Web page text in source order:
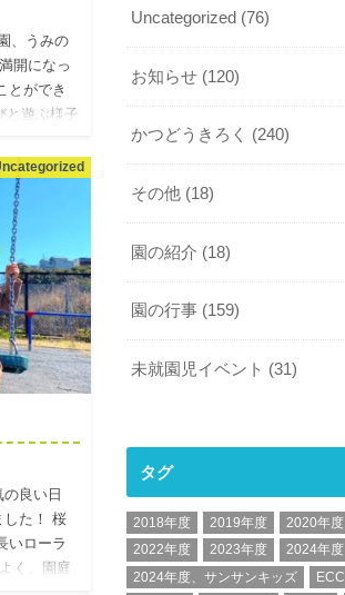
、うみの
開になっ
とができ
と遊ぶ様子
良い日
した！ 桜
いローラ
く、園庭
Uncategorized (76)
お知らせ (120)
かつどうきろく (240)
その他 (18)
園の紹介 (18)
園の行事 (159)
未就園児イベント (31)
タグ
2018年度 2019年度 2020年度
2022年度
2023年度
2024年度
2024年度、サンサンキッズ
ECC